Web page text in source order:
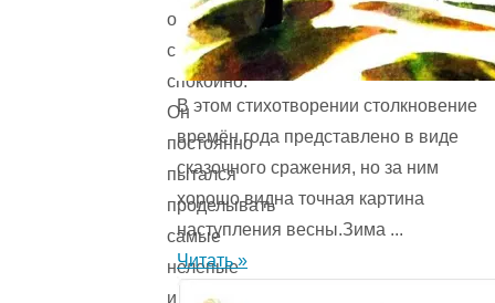
одного:
сидеть
спокойно.
Он
постоянно
пытался
проделывать
самые
нелепые
и
В этом стихотворении столкновение
времён года представ­лено в виде
сказочного сражения, но за ним
хорошо видна точная картина
наступления весны.Зима ...
Читать »